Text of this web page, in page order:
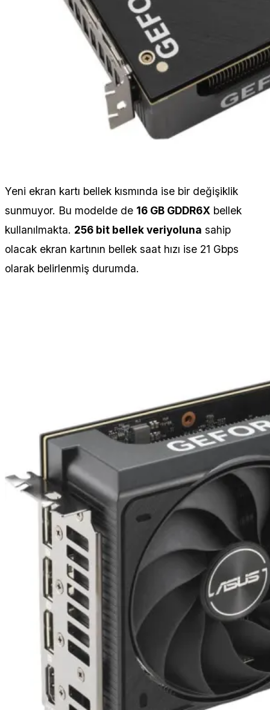
Yeni ekran kartı bellek kısmında ise bir değişiklik
sunmuyor. Bu modelde de 16 GB GDDR6X bellek
kullanılmakta. 256 bit bellek veriyoluna sahip
olacak ekran kartının bellek saat hızı ise 21 Gbps
olarak belirlenmiş durumda.